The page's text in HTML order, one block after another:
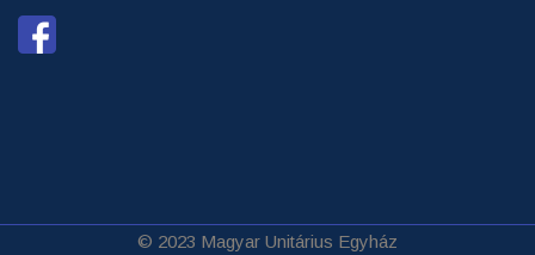
© 2023 Magyar Unitárius Egyház